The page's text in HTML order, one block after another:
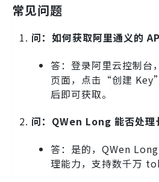
常见问题
问：如何获取阿里通义的
答：登录阿里云控制台
页面，点击“创建
后即可获取。
问：QWen Long 能否处理
答：是的，QWen
理能力，支持数千万